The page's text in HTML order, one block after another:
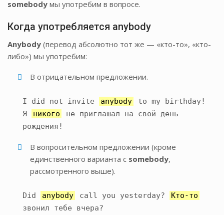
somebody мы употребим в вопросе.
Когда употребляется anybody
Anybody (перевод абсолютно тот же — «кто-то», «кто-
либо») мы употребим:
В отрицательном предложении.
I did not invite anybody
to my birthday!
Я
никого
не приглашал на свой день
рождения!
В вопросительном предложении (кроме
единственного варианта с somebody,
рассмотренного выше).
Did anybody call you yesterday?
Кто-то
звонил тебе вчера?